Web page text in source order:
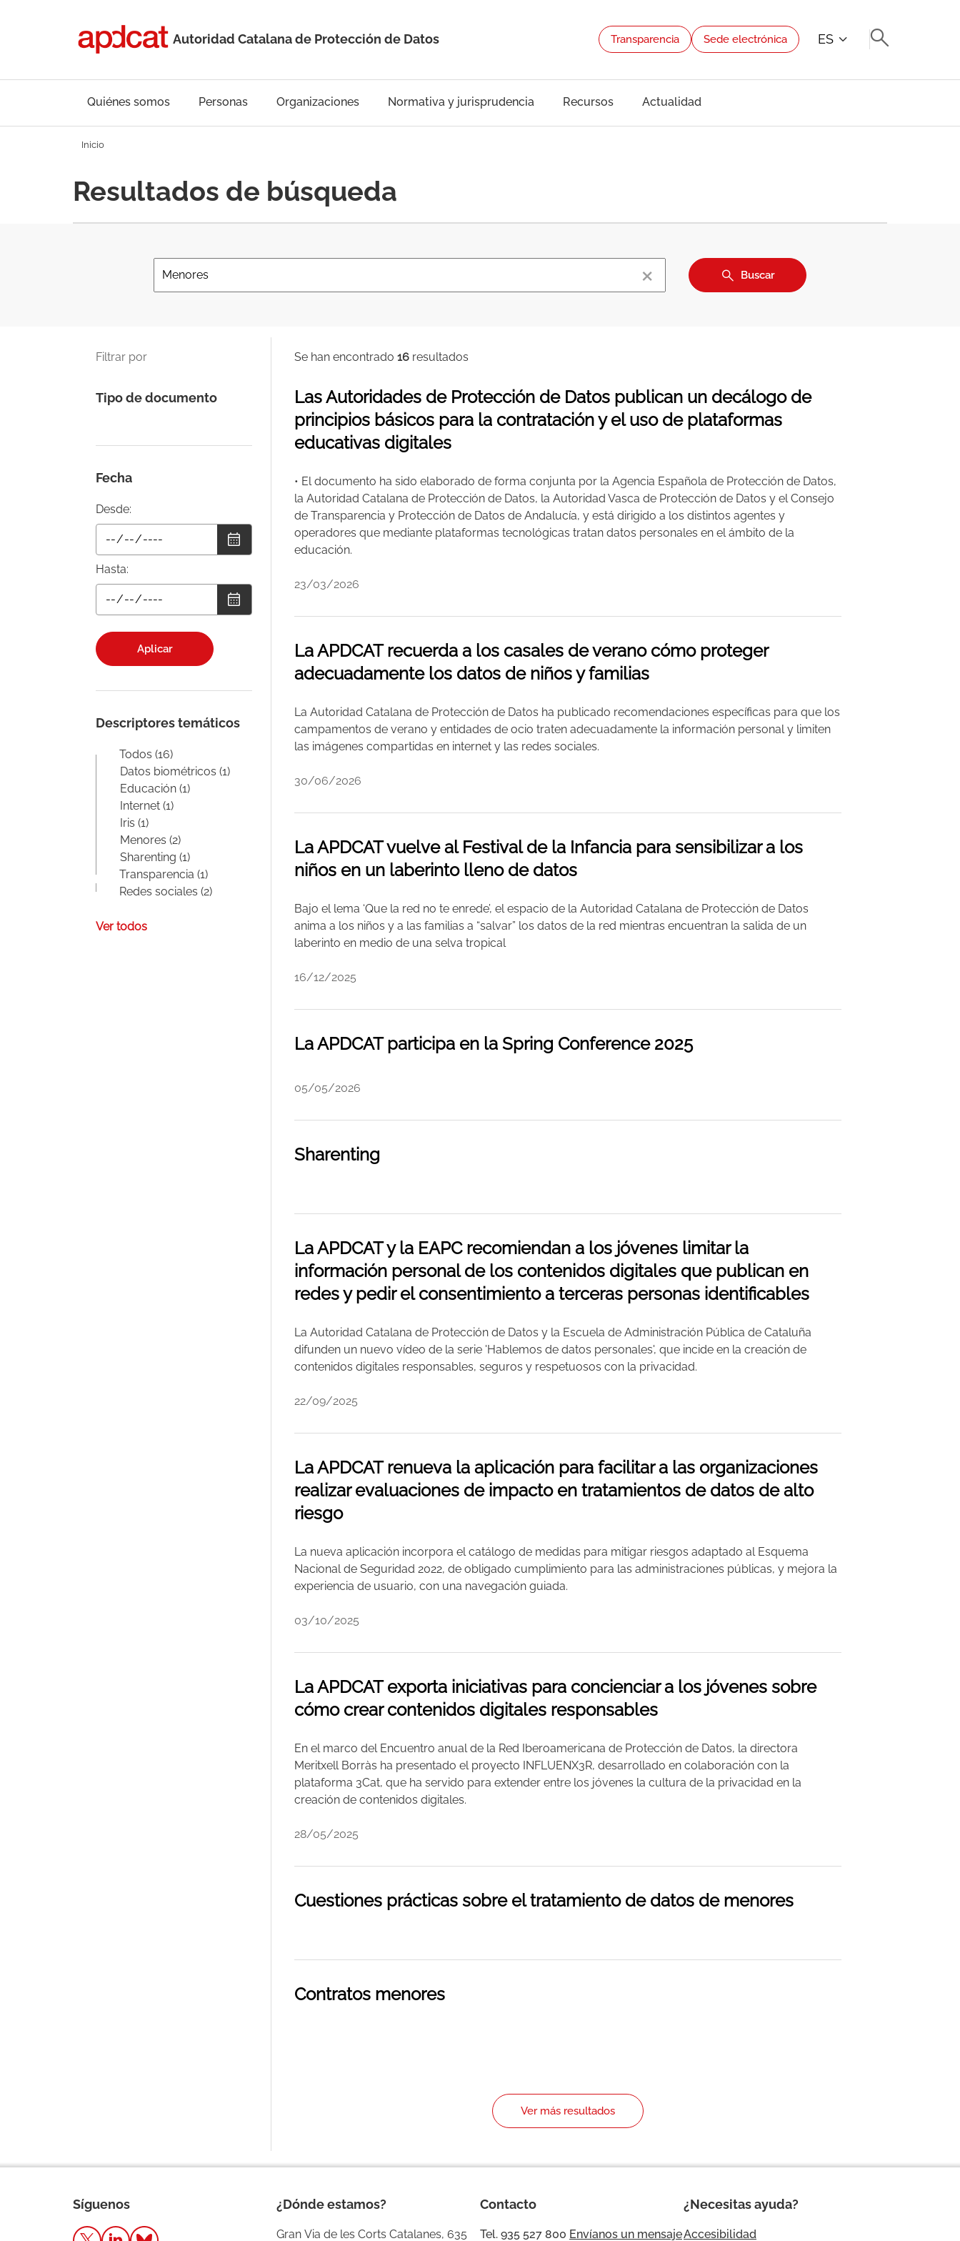
Autoridad Catalana de Protección de Datos Transparencia Sede electrónica ES
Quiénes somos Personas Organizaciones Normativa y jurisprudencia Recursos Actualidad
Inicio
Resultados de búsqueda
× Buscar
Filtrar por
Tipo de documento
Fecha
Desde:
Hasta:
Aplicar
Descriptores temáticos
Todos (16)
Datos biométricos (1)
Educación (1)
Internet (1)
Iris (1)
Menores (2)
Sharenting (1)
Transparencia (1)
Redes sociales (2)
Ver todos
Se han encontrado 16resultados
Las Autoridades de Protección de Datos publican un decálogo de
principios básicos para la contratación y el uso de plataformas
educativas digitales
• El documento ha sido elaborado de forma conjunta por la Agencia Española de Protección de Datos,
la Autoridad Catalana de Protección de Datos, la Autoridad Vasca de Protección de Datos y el Consejo
de Transparencia y Protección de Datos de Andalucía, y está dirigido a los distintos agentes y
operadores que mediante plataformas tecnológicas tratan datos personales en el ámbito de la
educación.
23/03/2026
La APDCAT recuerda a los casales de verano cómo proteger
adecuadamente los datos de niños y familias
La Autoridad Catalana de Protección de Datos ha publicado recomendaciones específicas para que los
campamentos de verano y entidades de ocio traten adecuadamente la información personal y limiten
las imágenes compartidas en internet y las redes sociales.
30/06/2026
La APDCAT vuelve al Festival de la Infancia para sensibilizar a los
niños en un laberinto lleno de datos
Bajo el lema ‘Que la red no te enrede’, el espacio de la Autoridad Catalana de Protección de Datos
anima a los niños y a las familias a “salvar” los datos de la red mientras encuentran la salida de un
laberinto en medio de una selva tropical
16/12/2025
La APDCAT participa en la Spring Conference 2025
05/05/2026
Sharenting
La APDCAT y la EAPC recomiendan a los jóvenes limitar la
información personal de los contenidos digitales que publican en
redes y pedir el consentimiento a terceras personas identificables
La Autoridad Catalana de Protección de Datos y la Escuela de Administración Pública de Cataluña
difunden un nuevo vídeo de la serie 'Hablemos de datos personales', que incide en la creación de
contenidos digitales responsables, seguros y respetuosos con la privacidad.
22/09/2025
La APDCAT renueva la aplicación para facilitar a las organizaciones
realizar evaluaciones de impacto en tratamientos de datos de alto
riesgo
La nueva aplicación incorpora el catálogo de medidas para mitigar riesgos adaptado al Esquema
Nacional de Seguridad 2022, de obligado cumplimiento para las administraciones públicas, y mejora la
experiencia de usuario, con una navegación guiada.
03/10/2025
La APDCAT exporta iniciativas para concienciar a los jóvenes sobre
cómo crear contenidos digitales responsables
En el marco del Encuentro anual de la Red Iberoamericana de Protección de Datos, la directora
Meritxell Borràs ha presentado el proyecto INFLUENX3R, desarrollado en colaboración con la
plataforma 3Cat, que ha servido para extender entre los jóvenes la cultura de la privacidad en la
creación de contenidos digitales.
28/05/2025
Cuestiones prácticas sobre el tratamiento de datos de menores
Contratos menores
Ver más resultados
Síguenos ¿Dónde estamos?
Gran Via de les Corts Catalanes, 635
Contacto
Tel. 935 527 800 Envíanos un mensaje
¿Necesitas ayuda?
Accesibilidad